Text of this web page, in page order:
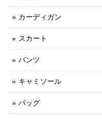
カーディガン
スカート
パンツ
キャミソール
バッグ